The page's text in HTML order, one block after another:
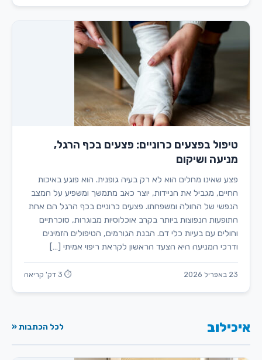
טיפול בפצעים כרוניים: פצעים בכף הרגל,
מניעה ושיקום
פצע שאינו מחלים הוא לא רק בעיה גופנית. הוא פוגע באיכות
החיים, מגביל את הניידות, יוצר כאב מתמשך ומשפיע על המצב
הנפשי של החולה ומשפחתו. פצעים כרוניים בכף הרגל הם אחת
התופעות הנפוצות ביותר בקרב אוכלוסיות מבוגרות, סוכרתיים
וחולים עם בעיות כלי דם. הבנת הגורמים, הטיפולים הזמינים
ודרכי המניעה היא הצעד הראשון לקראת ריפוי אמיתי […]
23 באפריל 2026 ⏱ 3 דק' קריאה
איכילוב לכל הכתבות «